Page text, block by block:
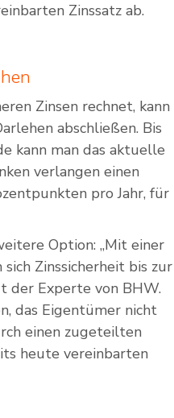
Zinssatz ab.
Zinsen rechnet, kann
abschließen. Bis
kann man das aktuelle
verlangen einen
pro Jahr, für
Option: „Mit einer
Zinssicherheit bis zur
der Experte von BHW.
das Eigentümer nicht
einen zugeteilten
heute vereinbarten